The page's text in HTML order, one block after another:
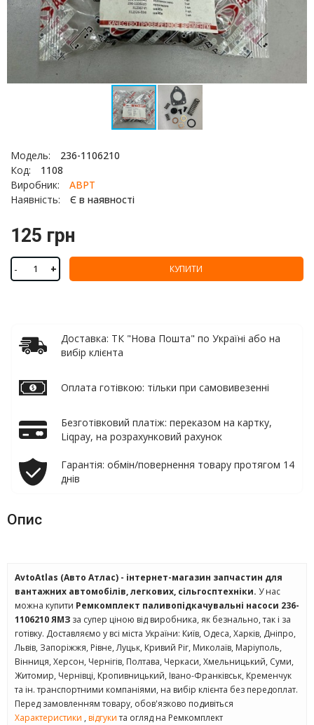
Модель:
236-1106210
Код:
1108
Виробник:
АВРТ
Наявність:
Є в наявності
125 грн
- + КУПИТИ
Доставка: ТК "Нова Пошта" по Україні або на
вибір клієнта
Оплата готівкою: тільки при самовивезенні
Безготівковий платіж: переказом на картку,
Liqpay, на розрахунковий рахунок
Гарантія: обмін/повернення товару протягом 14
днів
Опис
AvtoAtlas (Авто Атлас) - інтернет-магазин запчастин для
вантажних автомобілів, легкових, сільгосптехніки. У нас
можна купити Ремкомплект паливопідкачувальні насоси 236-
1106210 ЯМЗ за супер ціною від виробника, як безнально, так і за
готівку. Доставляємо у всі міста України: Київ, Одеса, Харків, Дніпро,
Львів, Запоріжжя, Рівне, Луцьк, Кривий Ріг, Миколаїв, Маріуполь,
Вінниця, Херсон, Чернігів, Полтава, Черкаси, Хмельницький, Суми,
Житомир, Чернівці, Кропивницький, Івано-Франківськ, Кременчук
та ін. транспортними компаніями, на вибір клієнта без передоплат.
Перед замовленням товару, обов'язково подивіться
Характеристики , відгукита огляд на Ремкомплект